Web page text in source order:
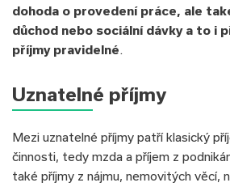
dohoda o provedení práce, ale
důchod nebo sociální dávky a to i
příjmy pravidelné.
Uznatelné příjmy
Mezi uznatelné příjmy patří klasický
činnosti, tedy mzda a příjem z
také příjmy z nájmu, nemovitých věcí,